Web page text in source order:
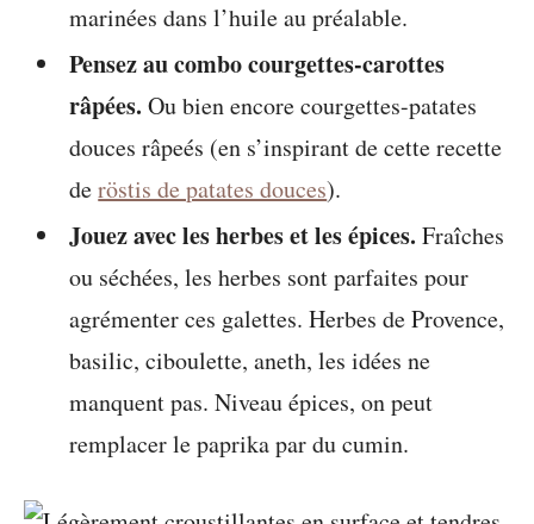
marinées dans l’huile au préalable.
Pensez au combo courgettes-carottes
râpées. Ou bien encore courgettes-patates
douces râpeés (en s’inspirant de cette recette
deröstis de patates douces).
Jouez avec les herbes et les épices. Fraîches
ou séchées, les herbes sont parfaites pour
agrémenter ces galettes. Herbes de Provence,
basilic, ciboulette, aneth, les idées ne
manquent pas. Niveau épices, on peut
remplacer le paprika par du cumin.